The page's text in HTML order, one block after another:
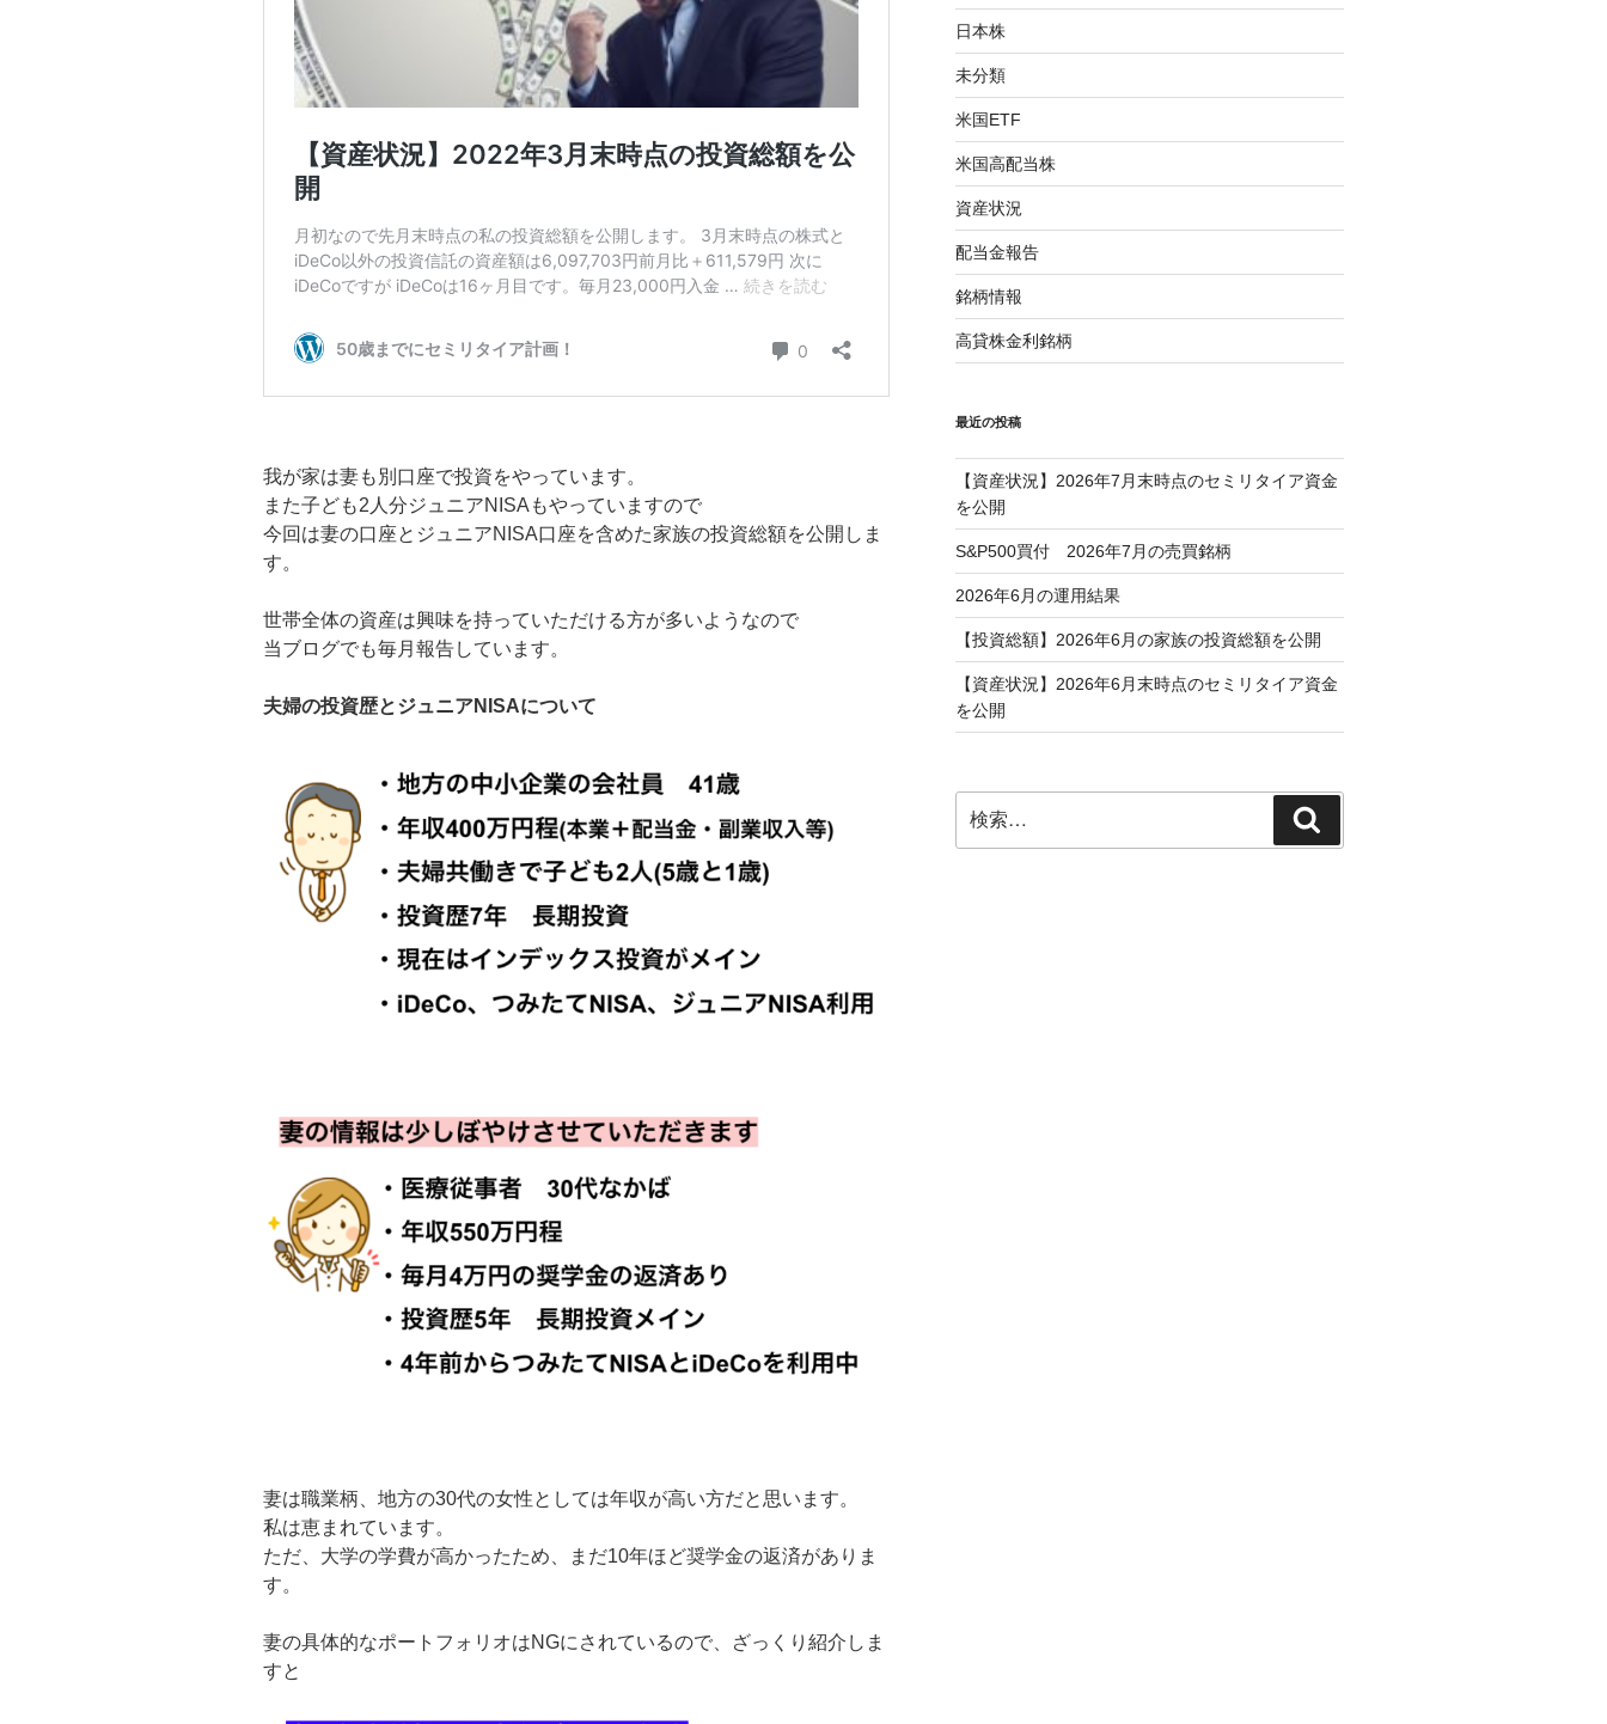
我が家は妻も別口座で投資をやっています。
また子ども2人分ジュニアNISAもやっていますので
今回は妻の口座とジュニアNISA口座を含めた家族の投資総額を公開しま
す。
世帯全体の資産は興味を持っていただける方が多いようなので
当ブログでも毎月報告しています。
夫婦の投資歴とジュニアNISAについて
妻は職業柄、地方の30代の女性としては年収が高い方だと思います。
私は恵まれています。
ただ、大学の学費が高かったため、まだ10年ほど奨学金の返済がありま
す。
妻の具体的なポートフォリオはNGにされているので、ざっくり紹介しま
すと
日本株
未分類
米国ETF
米国高配当株
資産状況
配当金報告
銘柄情報
高貸株金利銘柄
最近の投稿
【資産状況】2026年7月末時点のセミリタイア資金
を公開
S&P500買付 2026年7月の売買銘柄
2026年6月の運用結果
【投資総額】2026年6月の家族の投資総額を公開
【資産状況】2026年6月末時点のセミリタイア資金
を公開
索:
索